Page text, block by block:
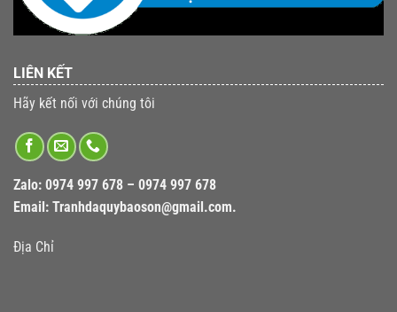
LIÊN KẾT
Hãy kết nối với chúng tôi
Zalo: 0974 997 678 – 0974 997 678
Email: Tranhdaquybaoson@gmail.com.
Địa Chỉ